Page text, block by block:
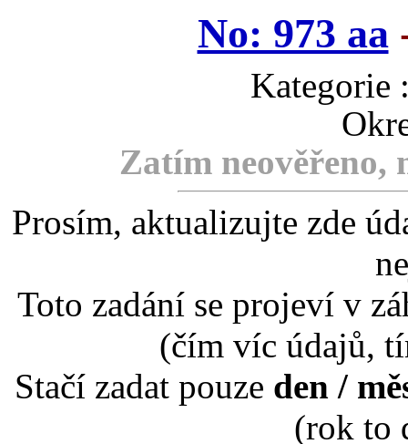
No: 973 aa
Zatím
Prosím, aktualizujte zde
Toto zadání se projeví v
(čím víc údajů,
Stačí zadat pouze den /
(rok to